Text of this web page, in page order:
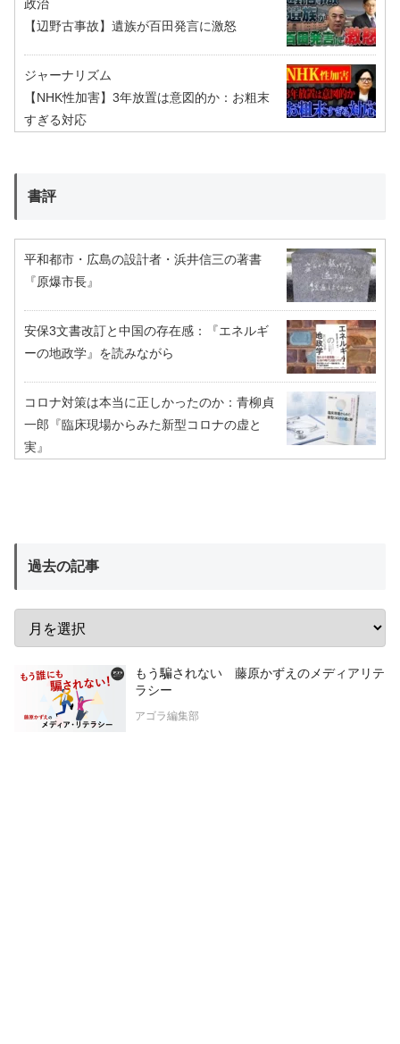
政治
【辺野古事故】遺族が百田発言に激怒
ジャーナリズム
【NHK性加害】3年放置は意図的か：お粗末
すぎる対応
書評
平和都市・広島の設計者・浜井信三の著書
『原爆市長』
安保3文書改訂と中国の存在感：『エネルギ
ーの地政学』を読みながら
コロナ対策は本当に正しかったのか：青柳貞
一郎『臨床現場からみた新型コロナの虚と
実』
過去の記事
もう騙されない 藤原かずえのメディアリテ
ラシー
アゴラ編集部